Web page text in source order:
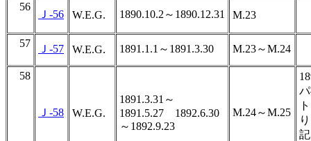
56
Ｊ-56 W.E.G. 1890.10.2～1890.12.31 M.23
57 Ｊ-57 W.E.G. 1891.1.1～1891.3.30 M.23～M.24
58
Ｊ-58 W.E.G.
1891.3.31～
1891.5.27 1892.6.30
～1892.9.23
M.24～M.25